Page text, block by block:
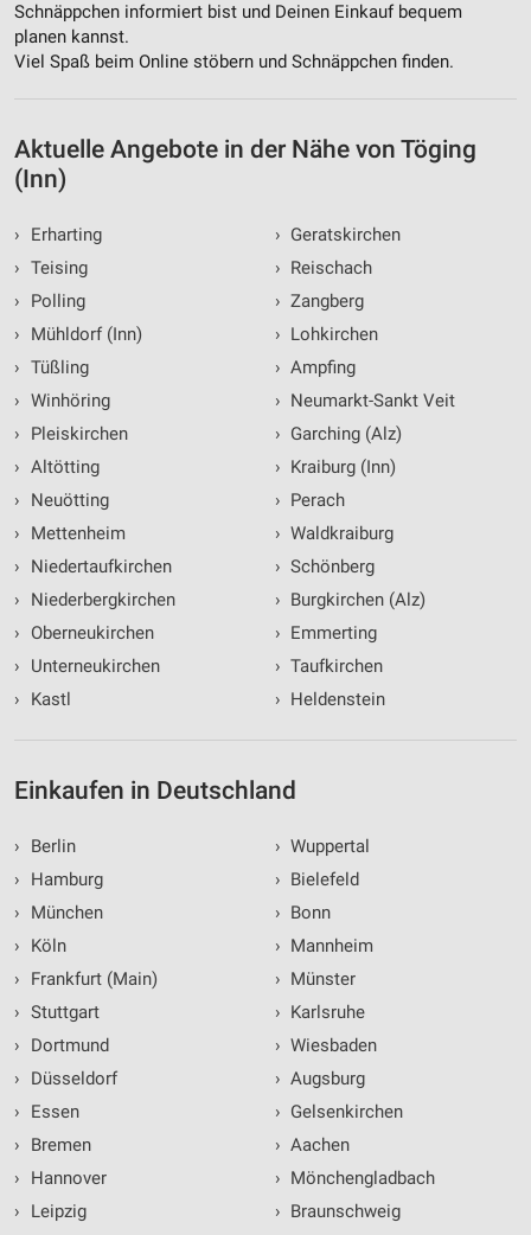
Schnäppchen informiert bist und Deinen Einkauf bequem
planen kannst.
Viel Spaß beim Online stöbern und Schnäppchen finden.
Aktuelle Angebote in der Nähe von Töging
(Inn)
›
Erharting
› Teising
›
Polling
›
Mühldorf (Inn)
› Tüßling
› Winhöring
›
Pleiskirchen
› Altötting
›
Neuötting
›
Mettenheim
›
Niedertaufkirchen
›
Niederbergkirchen
›
Oberneukirchen
›
Unterneukirchen
›
Kastl
› Geratskirchen
› Reischach
› Zangberg
› Lohkirchen
› Ampfing
› Neumarkt-Sankt Veit
› Garching (Alz)
› Kraiburg (Inn)
› Perach
› Waldkraiburg
› Schönberg
› Burgkirchen (Alz)
› Emmerting
› Taufkirchen
› Heldenstein
Einkaufen in Deutschland
›
Berlin
›
Hamburg
›
München
›
Köln
›
Frankfurt (Main)
› Stuttgart
›
Dortmund
›
Düsseldorf
›
Essen
›
Bremen
›
Hannover
›
Leipzig
› Wuppertal
› Bielefeld
› Bonn
› Mannheim
› Münster
› Karlsruhe
› Wiesbaden
› Augsburg
› Gelsenkirchen
› Aachen
› Mönchengladbach
› Braunschweig